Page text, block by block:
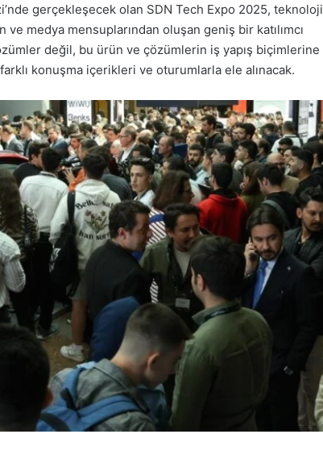
gerçekleşecek olan SDN Tech Expo 2025, teknoloji
ve medya mensuplarından oluşan geniş bir katılımcı
değil, bu ürün ve çözümlerin iş yapış biçimlerine
konuşma içerikleri ve oturumlarla ele alınacak.